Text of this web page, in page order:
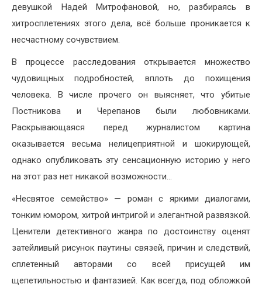
девушкой Надей Митрофановой, но, разбираясь в
хитросплетениях этого дела, всё больше проникается к
несчастному сочувствием.
В процессе расследования открывается множество
чудовищных подробностей, вплоть до похищения
человека. В числе прочего он выясняет, что убитые
Постникова и Черепанов были любовниками.
Раскрывающаяся перед журналистом картина
оказывается весьма нелицеприятной и шокирующей,
однако опубликовать эту сенсационную историю у него
на этот раз нет никакой возможности…
«Несвятое семейство» — роман с яркими диалогами,
тонким юмором, хитрой интригой и элегантной развязкой.
Ценители детективного жанра по достоинству оценят
затейливый рисунок паутины связей, причин и следствий,
сплетенный авторами со всей присущей им
щепетильностью и фантазией. Как всегда, под обложкой